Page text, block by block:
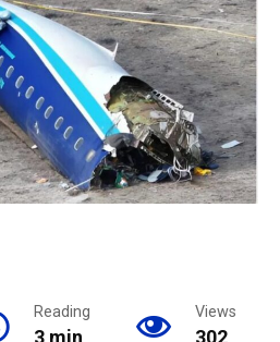
Reading
3 min
Views
302